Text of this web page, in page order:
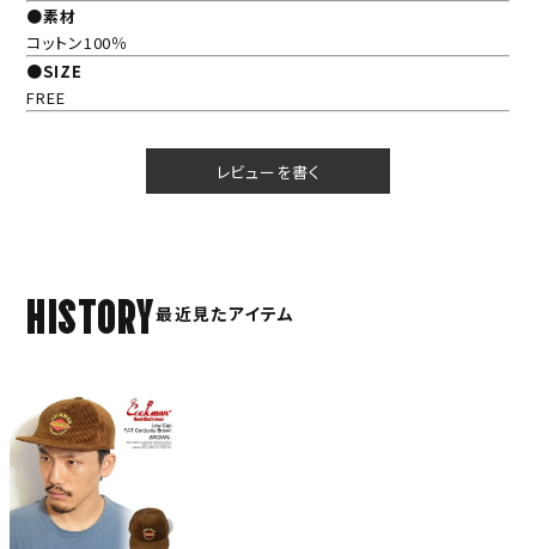
●素材
コットン100％
●SIZE
FREE
レビューを書く
HISTORY最近見たアイテム